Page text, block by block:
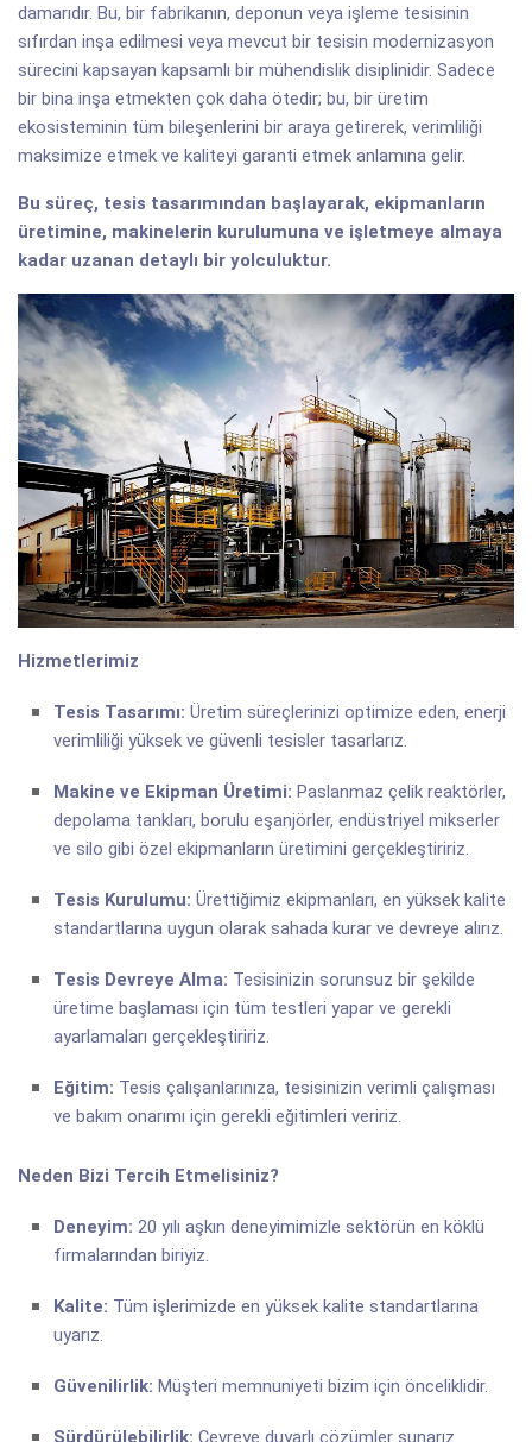
damarıdır. Bu, bir fabrikanın, deponun veya işleme tesisinin
sıfırdan inşa edilmesi veya mevcut bir tesisin modernizasyon
sürecini kapsayan kapsamlı bir mühendislik disiplinidir. Sadece
bir bina inşa etmekten çok daha ötedir; bu, bir üretim
ekosisteminin tüm bileşenlerini bir araya getirerek, verimliliği
maksimize etmek ve kaliteyi garanti etmek anlamına gelir.
Bu süreç, tesis tasarımından başlayarak, ekipmanların
üretimine, makinelerin kurulumuna ve işletmeye almaya
kadar uzanan detaylı bir yolculuktur.
Hizmetlerimiz
Tesis Tasarımı: Üretim süreçlerinizi optimize eden, enerji
verimliliği yüksek ve güvenli tesisler tasarlarız.
Makine ve Ekipman Üretimi: Paslanmaz çelik reaktörler,
depolama tankları, borulu eşanjörler, endüstriyel mikserler
ve silo gibi özel ekipmanların üretimini gerçekleştiririz.
Tesis Kurulumu: Ürettiğimiz ekipmanları, en yüksek kalite
standartlarına uygun olarak sahada kurar ve devreye alırız.
Tesis Devreye Alma: Tesisinizin sorunsuz bir şekilde
üretime başlaması için tüm testleri yapar ve gerekli
ayarlamaları gerçekleştiririz.
Eğitim: Tesis çalışanlarınıza, tesisinizin verimli çalışması
ve bakım onarımı için gerekli eğitimleri veririz.
Neden Bizi Tercih Etmelisiniz?
Deneyim: 20 yılı aşkın deneyimimizle sektörün en köklü
firmalarından biriyiz.
Kalite: Tüm işlerimizde en yüksek kalite standartlarına
uyarız.
Güvenilirlik: Müşteri memnuniyeti bizim için önceliklidir.
Sürdürülebilirlik: Çevreye duyarlı çözümler sunarız.